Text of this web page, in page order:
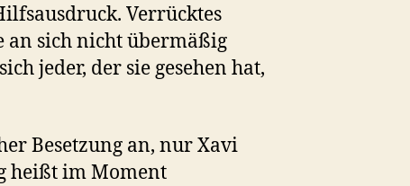
Verrücktes
an sich nicht übermäßig
jeder, der sie gesehen hat,
Besetzung an, nur Xavi
heißt im Moment